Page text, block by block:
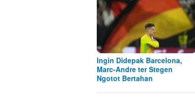
Ingin Didepak Barcelona,
Marc-Andre ter Stegen
Ngotot Bertahan